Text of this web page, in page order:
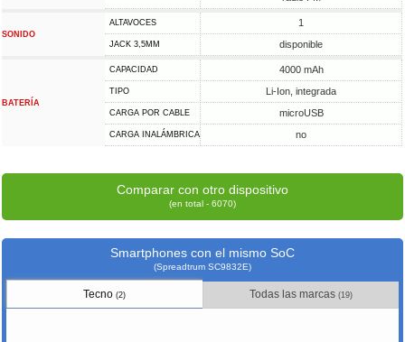
SONIDO
ALTAVOCES 1
JACK 3,5MM disponible
BATERÍA
CAPACIDAD 4000 mAh
TIPO Li-Ion, integrada
CARGA POR CABLE microUSB
CARGA INALÁMBRICA no
Comparar con otro dispositivo
(en total - 6070)
Smartphones con el mismo SoC
(Spreadtrum SC9832E)
Tecno(2) Todas las marcas (19)